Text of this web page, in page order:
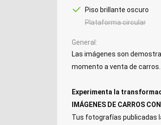
Piso brillante oscuro
Plataforma circular
General
Las imágenes son
momento a venta de carros.
Experimenta la
IMÁGENES DE CARROS
Tus fotografías publicadas